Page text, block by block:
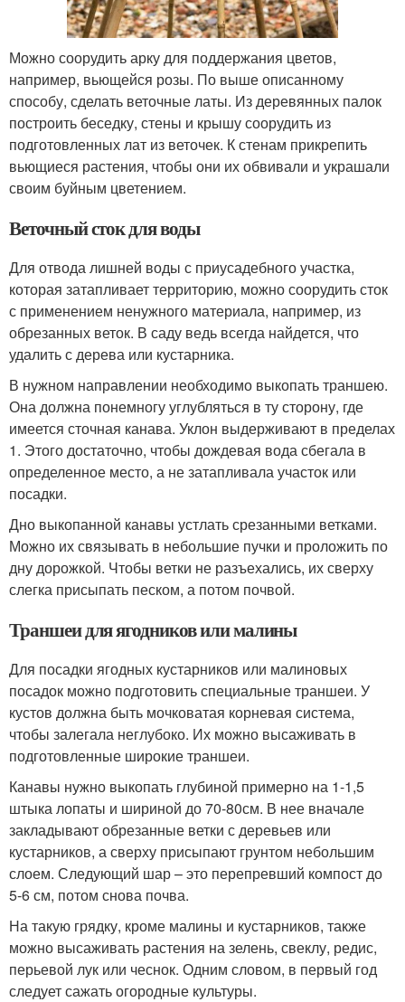
Можно соорудить арку для поддержания цветов,
например, вьющейся розы. По выше описанному
способу, сделать веточные латы. Из деревянных палок
построить беседку, стены и крышу соорудить из
подготовленных лат из веточек. К стенам прикрепить
вьющиеся растения, чтобы они их обвивали и украшали
своим буйным цветением.
Веточный сток для воды
Для отвода лишней воды с приусадебного участка,
которая затапливает территорию, можно соорудить сток
с применением ненужного материала, например, из
обрезанных веток. В саду ведь всегда найдется, что
удалить с дерева или кустарника.
В нужном направлении необходимо выкопать траншею.
Она должна понемногу углубляться в ту сторону, где
имеется сточная канава. Уклон выдерживают в пределах
1. Этого достаточно, чтобы дождевая вода сбегала в
определенное место, а не затапливала участок или
посадки.
Дно выкопанной канавы устлать срезанными ветками.
Можно их связывать в небольшие пучки и проложить по
дну дорожкой. Чтобы ветки не разъехались, их сверху
слегка присыпать песком, а потом почвой.
Траншеи для ягодников или малины
Для посадки ягодных кустарников или малиновых
посадок можно подготовить специальные траншеи. У
кустов должна быть мочковатая корневая система,
чтобы залегала неглубоко. Их можно высаживать в
подготовленные широкие траншеи.
Канавы нужно выкопать глубиной примерно на 1-1,5
штыка лопаты и шириной до 70-80см. В нее вначале
закладывают обрезанные ветки с деревьев или
кустарников, а сверху присыпают грунтом небольшим
слоем. Следующий шар – это перепревший компост до
5-6 см, потом снова почва.
На такую грядку, кроме малины и кустарников, также
можно высаживать растения на зелень, свеклу, редис,
перьевой лук или чеснок. Одним словом, в первый год
следует сажать огородные культуры.